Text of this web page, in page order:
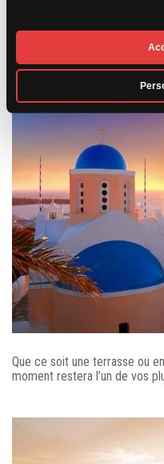
vues disparaissent
se presser afin d’obtenir de
soleil.
Que ce soit une terrasse ou
moment restera l’un de vos